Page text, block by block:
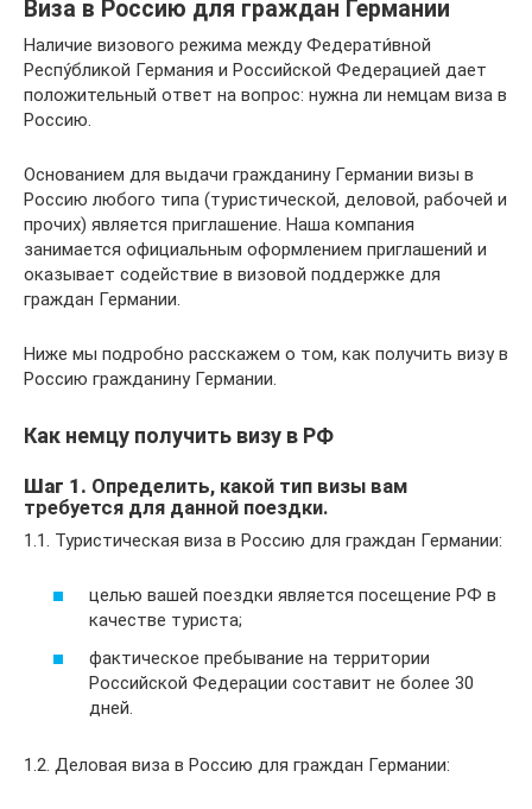
Виза в Россию для граждан Германии
Наличие визового режима между Федерати́вной
Респу́бликой Германия и Российской Федерацией дает
положительный ответ на вопрос: нужна ли немцам виза в
Россию.
Основанием для выдачи гражданину Германии визы в
Россию любого типа (туристической, деловой, рабочей и
прочих) является приглашение. Наша компания
занимается официальным оформлением приглашений и
оказывает содействие в визовой поддержке для
граждан Германии.
Ниже мы подробно расскажем о том, как получить визу в
Россию гражданину Германии.
Как немцу получить визу в РФ
Шаг 1. Определить, какой тип визы вам
требуется для данной поездки.
1.1. Туристическая виза в Россию для граждан Германии:
целью вашей поездки является посещение РФ в
качестве туриста;
фактическое пребывание на территории
Российской Федерации составит не более 30
дней.
1.2. Деловая виза в Россию для граждан Германии: